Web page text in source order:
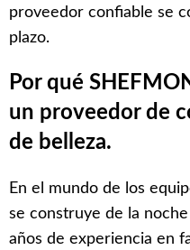
proveedor confiable se
plazo.
Por qué
un proveedor de
de belleza.
En el mundo de los
se construye de la
años de experiencia en